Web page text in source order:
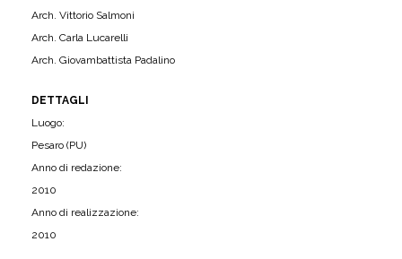
Arch. Vittorio Salmoni
Arch. Carla Lucarelli
Arch. Giovambattista Padalino
DETTAGLI
Luogo:
Pesaro (PU)
Anno di redazione:
2010
Anno di realizzazione:
2010